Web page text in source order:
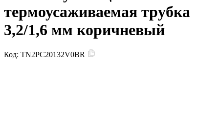
термоусаживаемая трубка
3,2/1,6 мм коричневый
Код: TN2PC20132V0BR